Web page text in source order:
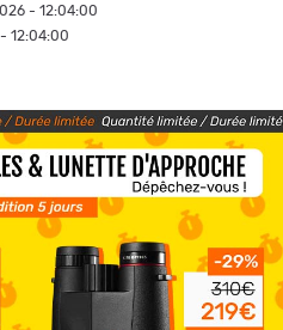
- 12:04:00
12:04:00